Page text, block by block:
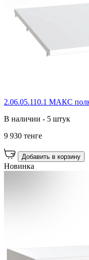
2.06.05.110.1 МАКС
В наличии - 5 штук
9 930 тенге
Добавить в корзину
Новинка